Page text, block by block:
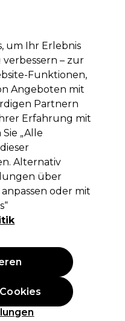
Anmelden
Saloneinrichtung
Perfect
9/0 60ml
100ml
um Ihr Erlebnis
– zur
Funktionen,
Angeboten mit
Partnern
Erfahrung mit
„Alle
Alternativ
über
oder mit